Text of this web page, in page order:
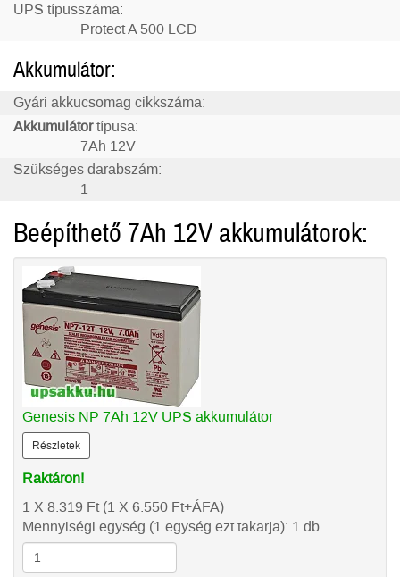
UPS típusszáma:
Protect A 500 LCD
Akkumulátor:
Gyári akkucsomag cikkszáma:
Akkumulátortípusa:
7Ah 12V
Szükséges darabszám:
1
Beépíthető 7Ah 12V akkumulátorok:
Genesis NP 7Ah 12V UPS akkumulátor
Részletek
Raktáron!
1 X 8.319 Ft(1 X 6.550 Ft+ÁFA)
Mennyiségi egység (1 egység ezt takarja): 1 db